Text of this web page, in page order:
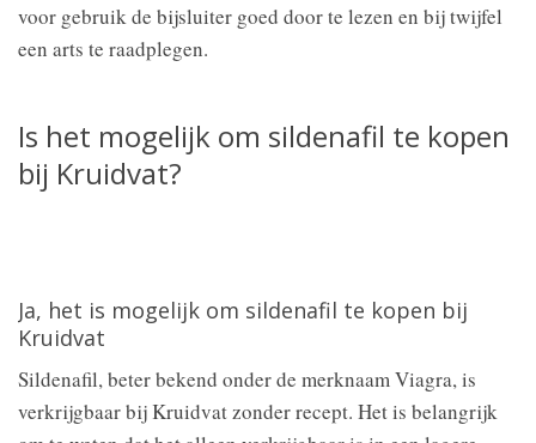
voor gebruik de bijsluiter goed door te lezen en bij twijfel
een arts te raadplegen.
Is het mogelijk om sildenafil te kopen
bij Kruidvat?
Ja, het is mogelijk om sildenafil te kopen bij
Kruidvat
Sildenafil, beter bekend onder de merknaam Viagra, is
verkrijgbaar bij Kruidvat zonder recept. Het is belangrijk